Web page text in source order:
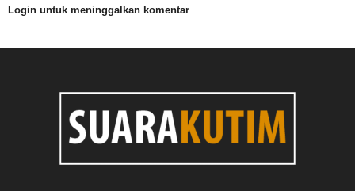
Login untuk meninggalkan komentar